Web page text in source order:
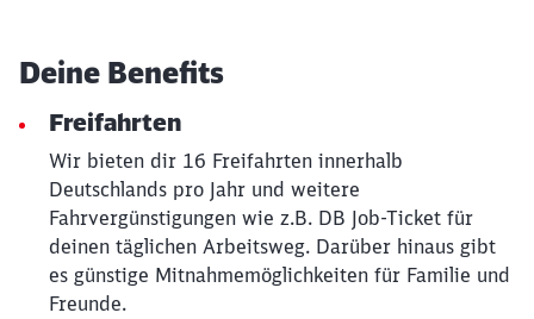
Deine Benefits
Freifahrten
Wir bieten dir 16 Freifahrten innerhalb
Deutschlands pro Jahr und weitere
Fahrvergünstigungen wie z.B. DB Job-Ticket für
deinen täglichen Arbeitsweg. Darüber hinaus gibt
es günstige Mitnahmemöglichkeiten für Familie und
Freunde.